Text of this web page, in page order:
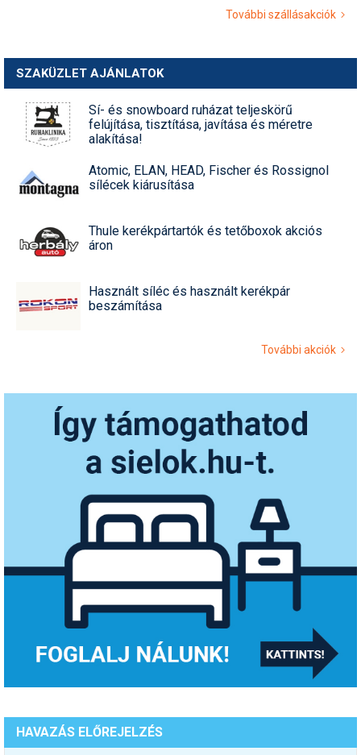
További szállásakciók
SZAKÜZLET AJÁNLATOK
Sí- és snowboard ruházat teljeskörű
felújítása, tisztítása, javítása és méretre
alakítása!
Atomic, ELAN, HEAD, Fischer és Rossignol
sílécek kiárusítása
Thule kerékpártartók és tetőboxok akciós
áron
Használt síléc és használt kerékpár
beszámítása
További akciók
HAVAZÁS ELŐREJELZÉS